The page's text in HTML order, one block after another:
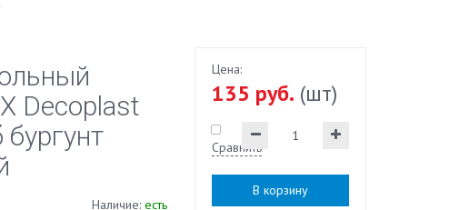
Decoplast
Наличие: есть
Цена:
135 руб. (шт)
Сравнить
В корзину